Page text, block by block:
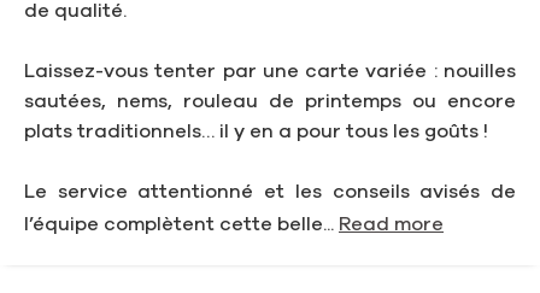
de qualité.
Laissez-vous tenter par une carte variée : nouilles
sautées, nems, rouleau de printemps ou encore
plats traditionnels… il y en a pour tous les goûts !
Le service attentionné et les conseils avisés de
l’équipe complètent cette belle... Read more